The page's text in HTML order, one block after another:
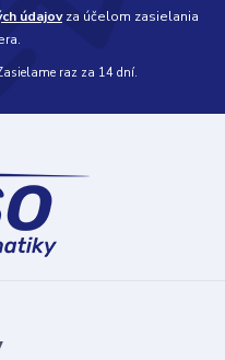
údajovza účelom zasielania
raz za 14 dní.